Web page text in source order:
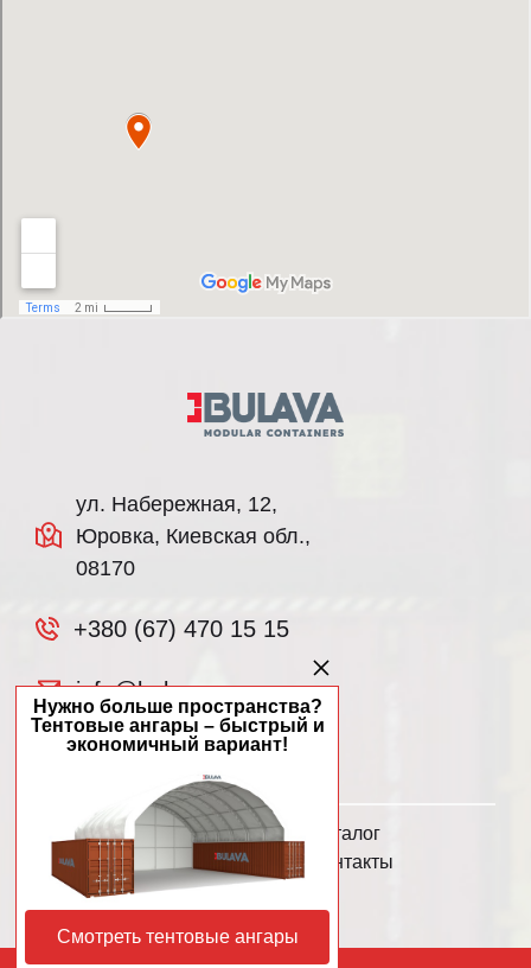
ул. Набережная, 12,
Юровка, Киевская обл.,
08170
+380 (67) 470 15 15
info@bulava.ua
О нас
Каталог
Услуги
Контакты
Политика
Нужно больше пространства?
Тентовые ангары – быстрый и
экономичный вариант!
Смотреть тентовые ангары